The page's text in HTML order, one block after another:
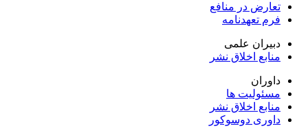
تعارض در منافع
فرم تعهدنامه
دبیران علمی
منابع اخلاق نشر
داوران
مسئولیت ها
منابع اخلاق نشر
داوری دوسوکور